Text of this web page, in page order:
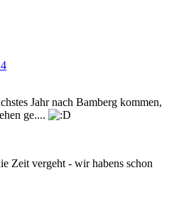
Jahr nach Bamberg kommen,
ge....
Zeit vergeht - wir habens schon